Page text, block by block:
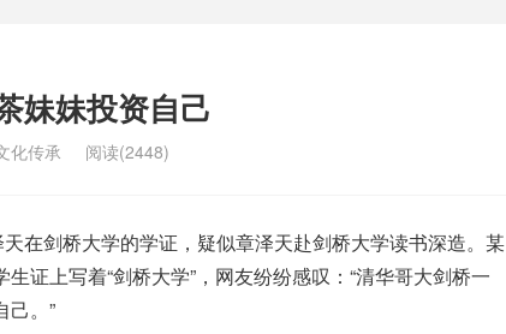
妹妹投资自己
化传承 阅读(2448)
在剑桥大学的学证，疑似章泽天赴剑桥大学读书深造。某
证上写着“剑桥大学”，网友纷纷感叹：“清华哥大剑桥一
己。”